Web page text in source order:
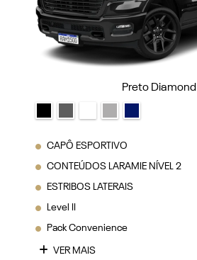
Preto Diamond
CAPÔ ESPORTIVO
CONTEÚDOS LARAMIE NÍVEL 2
ESTRIBOS LATERAIS
Level II
Pack Convenience
VER MAIS